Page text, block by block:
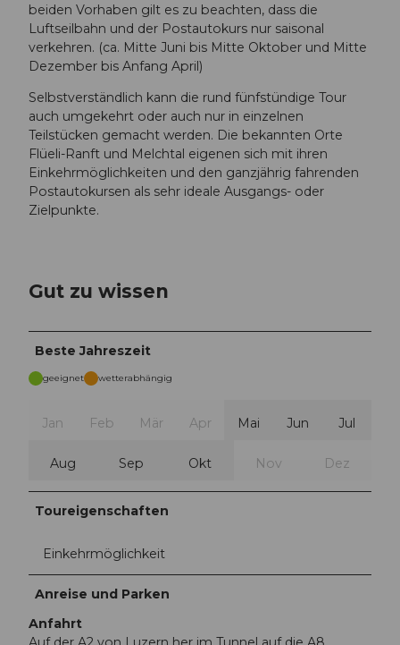
beiden Vorhaben gilt es zu beachten, dass die
Luftseilbahn und der Postautokurs nur saisonal
verkehren. (ca. Mitte Juni bis Mitte Oktober und Mitte
Dezember bis Anfang April)
Selbstverständlich kann die rund fünfstündige Tour
auch umgekehrt oder auch nur in einzelnen
Teilstücken gemacht werden. Die bekannten Orte
Flüeli-Ranft und Melchtal eigenen sich mit ihren
Einkehrmöglichkeiten und den ganzjährig fahrenden
Postautokursen als sehr ideale Ausgangs- oder
Zielpunkte.
Gut zu wissen
Beste Jahreszeit
geeignet wetterabhängig
Jan Feb Mär Apr Mai Jun Jul
Aug Sep Okt Nov Dez
Toureigenschaften
Einkehrmöglichkeit
Anreise und Parken
Anfahrt